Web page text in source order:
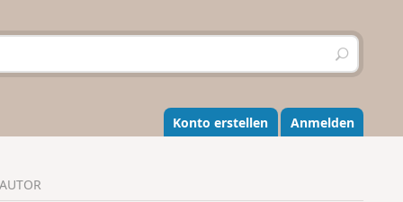
S
u
h
e
n
Konto erstellen Anmelden
AUTOR